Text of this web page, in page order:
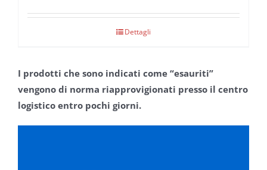
Dettagli
I prodotti che sono indicati come “esauriti”
vengono di norma riapprovigionati presso il centro
logistico entro pochi giorni.